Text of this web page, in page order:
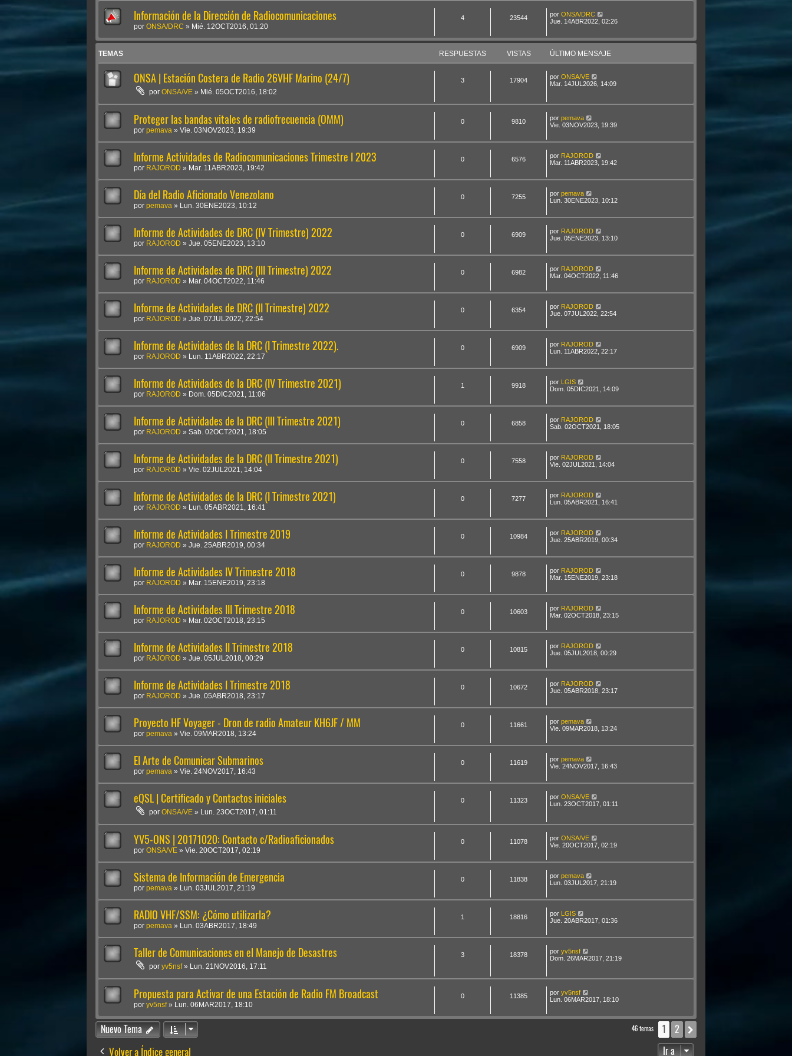
Información de la Dirección de Radiocomunicaciones
por ONSA/DRC » Mié. 12OCT2016, 01:20
4 23544 por ONSA/DRC
Jue. 14ABR2022, 02:26
TEMAS RESPUESTAS VISTAS ÚLTIMO MENSAJE
ONSA | Estación Costera de Radio 26VHF Marino (24/7)
porONSA/VE » Mié. 05OCT2016, 18:02
3 17904 por ONSA/VE
Mar. 14JUL2026, 14:09
Proteger las bandas vitales de radiofrecuencia (OMM)
por pemava » Vie. 03NOV2023, 19:39
0 9810 por pemava
Vie. 03NOV2023, 19:39
Informe Actividades de Radiocomunicaciones Trimestre I 2023
por RAJOROD » Mar. 11ABR2023, 19:42
0 6576 por RAJOROD
Mar. 11ABR2023, 19:42
Día del Radio Aficionado Venezolano
por pemava » Lun. 30ENE2023, 10:12
0 7255 por pemava
Lun. 30ENE2023, 10:12
Informe de Actividades de DRC (IV Trimestre) 2022
por RAJOROD » Jue. 05ENE2023, 13:10
0 6909 por RAJOROD
Jue. 05ENE2023, 13:10
Informe de Actividades de DRC (III Trimestre) 2022
por RAJOROD » Mar. 04OCT2022, 11:46
0 6982 por RAJOROD
Mar. 04OCT2022, 11:46
Informe de Actividades de DRC (II Trimestre) 2022
por RAJOROD » Jue. 07JUL2022, 22:54
0 6354 por RAJOROD
Jue. 07JUL2022, 22:54
Informe de Actividades de la DRC (I Trimestre 2022).
por RAJOROD » Lun. 11ABR2022, 22:17
0 6909 por RAJOROD
Lun. 11ABR2022, 22:17
Informe de Actividades de la DRC (IV Trimestre 2021)
por RAJOROD » Dom. 05DIC2021, 11:06
1 9918 por LGIS
Dom. 05DIC2021, 14:09
Informe de Actividades de la DRC (III Trimestre 2021)
por RAJOROD » Sab. 02OCT2021, 18:05
0 6858 por RAJOROD
Sab. 02OCT2021, 18:05
Informe de Actividades de la DRC (II Trimestre 2021)
por RAJOROD » Vie. 02JUL2021, 14:04
0 7558 por RAJOROD
Vie. 02JUL2021, 14:04
Informe de Actividades de la DRC (I Trimestre 2021)
por RAJOROD » Lun. 05ABR2021, 16:41
0 7277 por RAJOROD
Lun. 05ABR2021, 16:41
Informe de Actividades I Trimestre 2019
por RAJOROD » Jue. 25ABR2019, 00:34
0 10984 por RAJOROD
Jue. 25ABR2019, 00:34
Informe de Actividades IV Trimestre 2018
por RAJOROD » Mar. 15ENE2019, 23:18
0 9878 por RAJOROD
Mar. 15ENE2019, 23:18
Informe de Actividades III Trimestre 2018
por RAJOROD » Mar. 02OCT2018, 23:15
0 10603 por RAJOROD
Mar. 02OCT2018, 23:15
Informe de Actividades II Trimestre 2018
por RAJOROD » Jue. 05JUL2018, 00:29
0 10815 por RAJOROD
Jue. 05JUL2018, 00:29
Informe de Actividades I Trimestre 2018
por RAJOROD » Jue. 05ABR2018, 23:17
0 10672 por RAJOROD
Jue. 05ABR2018, 23:17
Proyecto HF Voyager - Dron de radio Amateur KH6JF / MM
por pemava » Vie. 09MAR2018, 13:24
0 11661 por pemava
Vie. 09MAR2018, 13:24
El Arte de Comunicar Submarinos
por pemava » Vie. 24NOV2017, 16:43
0 11619 por pemava
Vie. 24NOV2017, 16:43
eQSL | Certificado y Contactos iniciales
porONSA/VE » Lun. 23OCT2017, 01:11
0 11323 por ONSA/VE
Lun. 23OCT2017, 01:11
YV5-ONS | 20171020: Contacto c/Radioaficionados
por ONSA/VE » Vie. 20OCT2017, 02:19
0 11078 por ONSA/VE
Vie. 20OCT2017, 02:19
Sistema de Información de Emergencia
por pemava » Lun. 03JUL2017, 21:19
0 11838 por pemava
Lun. 03JUL2017, 21:19
RADIO VHF/SSM: ¿Cómo utilizarla?
por pemava » Lun. 03ABR2017, 18:49
1 18816 por LGIS
Jue. 20ABR2017, 01:36
Taller de Comunicaciones en el Manejo de Desastres
poryv5nsf» Lun. 21NOV2016, 17:11
3 18378 por yv5nsf
Dom. 26MAR2017, 21:19
Propuesta para Activar de una Estación de Radio FM Broadcast
por yv5nsf» Lun. 06MAR2017, 18:10
0 11385 por yv5nsf
Lun. 06MAR2017, 18:10
Nuevo Tema 46 temas 1 2
Volver a Índice general Ir a